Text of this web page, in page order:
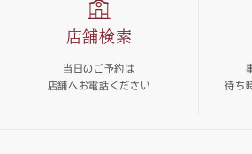
店舗検索
当日のご予約は
店舗へお電話ください
待ち